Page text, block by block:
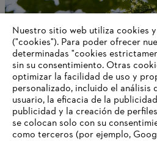
Estrategia climática
Información para proveedores
Productos
Contacto
Nuestro sitio web utiliza cookies
("cookies"). Para poder ofrecer
determinadas "cookies
sin su consentimiento. Otras
optimizar la facilidad de uso y
personalizado, incluido el
usuario, la eficacia de la
publicidad y la creación de
se colocan solo con su
como terceros (por ejemplo,